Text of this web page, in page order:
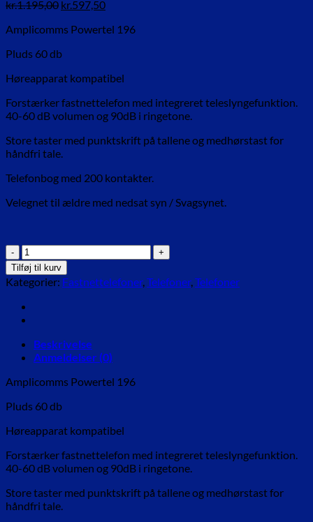
kr.1.195,00 Den
pris
kr.1.195,00.
kr.597,50Den
pris
Amplicomms Powertel 196
Pluds 60 db
Høreapparat kompatibel
Forstærker fastnettelefon med integreret teleslyngefunktion.
40-60 dB volumen og 90dB i ringetone.
Store taster med punktskrift på tallene og medhørstast for
håndfri tale.
Telefonbog med 200 kontakter.
Velegnet til ældre med nedsat syn / Svagsynet.
Fastnet
forstærkertelefon
PT196
Hmi
130051
antal
Tilføj til kurv
Kategorier: Fastnettelefoner,Telefoner,Telefoner
Beskrivelse
Anmeldelser (0)
Amplicomms Powertel 196
Pluds 60 db
Høreapparat kompatibel
Forstærker fastnettelefon med integreret teleslyngefunktion.
40-60 dB volumen og 90dB i ringetone.
Store taster med punktskrift på tallene og medhørstast for
håndfri tale.